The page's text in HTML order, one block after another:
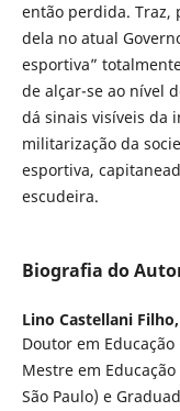
então perdida. Traz,
dela no atual
esportiva”
de alçar-se ao nível
dá sinais visíveis da
militarização da
esportiva,
escudeira.
Biografia do
Lino Castellani Filho,
Doutor em
Mestre em
São Paulo) e